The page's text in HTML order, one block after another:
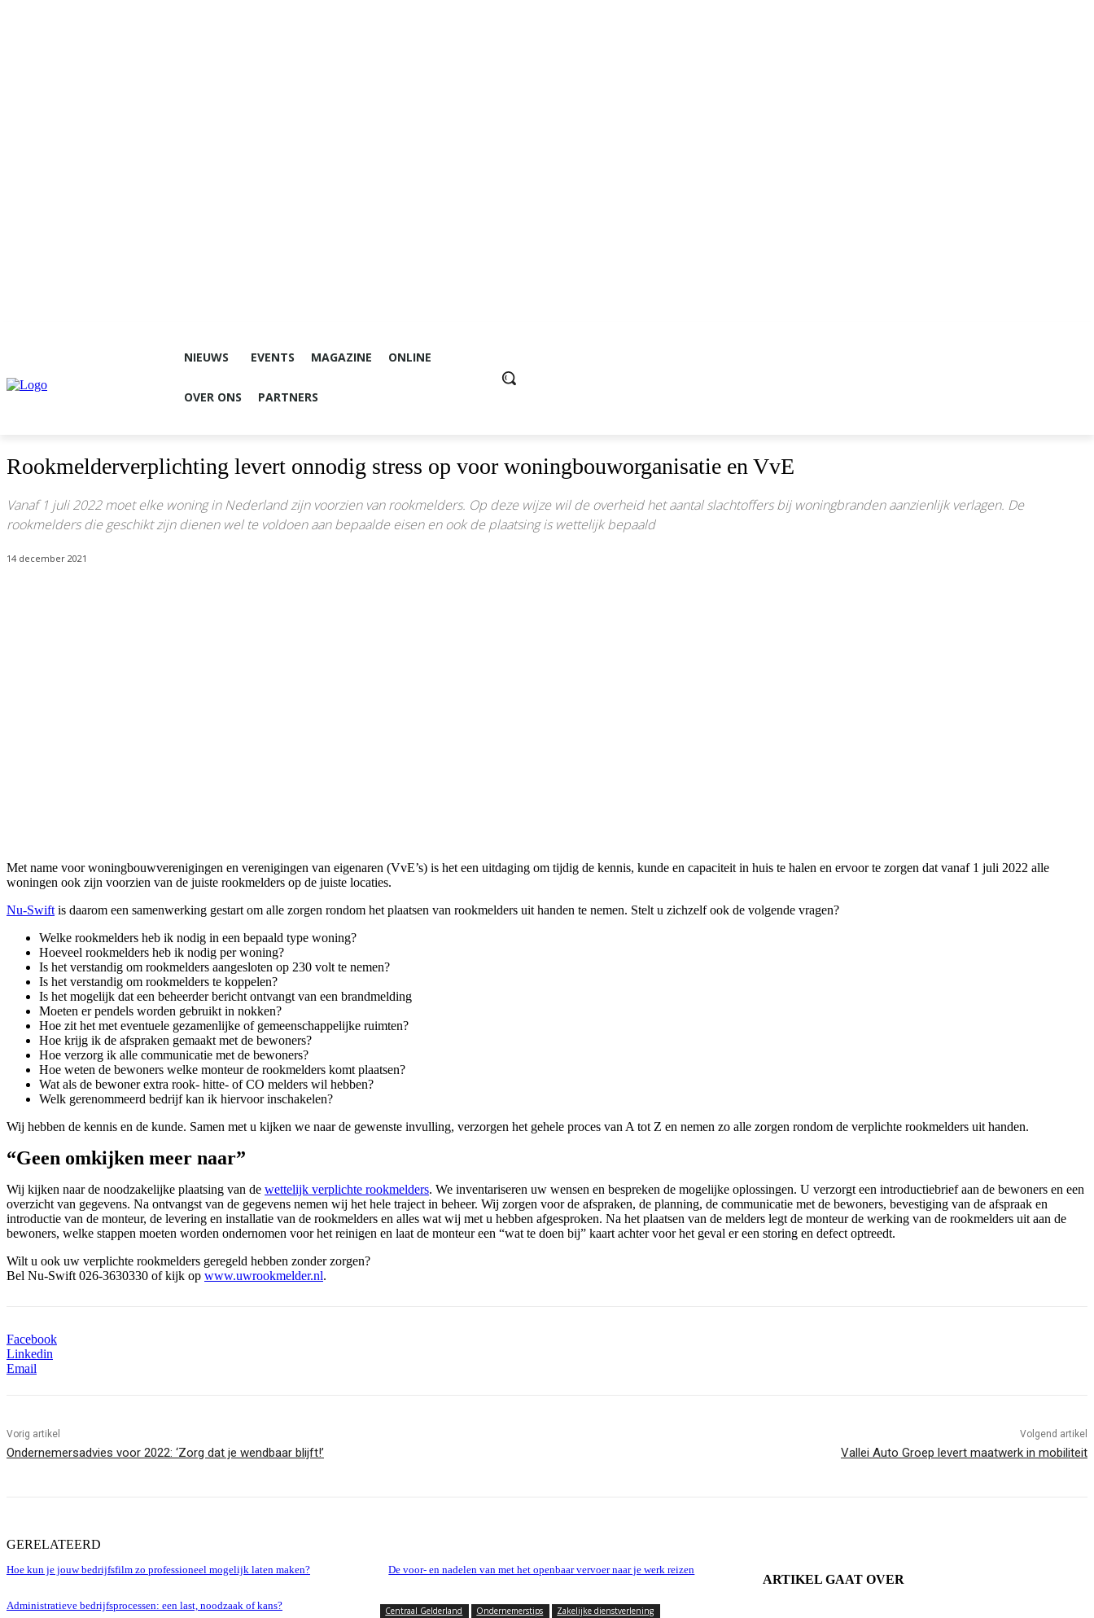
NIEUWS EVENTS MAGAZINE ONLINE
OVER ONS PARTNERS
Rookmelderverplichting levert onnodig stress op voor woningbouworganisatie en VvE
Vanaf 1 juli 2022 moet elke woning in Nederland zijn voorzien van rookmelders. Op deze wijze wil de overheid het aantal slachtoffers bij woningbranden aanzienlijk verlagen. De
rookmelders die geschikt zijn dienen wel te voldoen aan bepaalde eisen en ook de plaatsing is wettelijk bepaald
14 december 2021
Met name voor woningbouwverenigingen en verenigingen van eigenaren (VvE’s) is het een uitdaging om tijdig de kennis, kunde en capaciteit in huis te halen en ervoor te zorgen dat vanaf 1 juli 2022 alle
woningen ook zijn voorzien van de juiste rookmelders op de juiste locaties.
Nu-Swift is daarom een samenwerking gestart om alle zorgen rondom het plaatsen van rookmelders uit handen te nemen. Stelt u zichzelf ook de volgende vragen?
Welke rookmelders heb ik nodig in een bepaald type woning?
Hoeveel rookmelders heb ik nodig per woning?
Is het verstandig om rookmelders aangesloten op 230 volt te nemen?
Is het verstandig om rookmelders te koppelen?
Is het mogelijk dat een beheerder bericht ontvangt van een brandmelding
Moeten er pendels worden gebruikt in nokken?
Hoe zit het met eventuele gezamenlijke of gemeenschappelijke ruimten?
Hoe krijg ik de afspraken gemaakt met de bewoners?
Hoe verzorg ik alle communicatie met de bewoners?
Hoe weten de bewoners welke monteur de rookmelders komt plaatsen?
Wat als de bewoner extra rook- hitte- of CO melders wil hebben?
Welk gerenommeerd bedrijf kan ik hiervoor inschakelen?
Wij hebben de kennis en de kunde. Samen met u kijken we naar de gewenste invulling, verzorgen het gehele proces van A tot Z en nemen zo alle zorgen rondom de verplichte rookmelders uit handen.
“Geen omkijken meer naar”
Wij kijken naar de noodzakelijke plaatsing van de wettelijk verplichte rookmelders. We inventariseren uw wensen en bespreken de mogelijke oplossingen. U verzorgt een introductiebrief aan de bewoners en een
overzicht van gegevens. Na ontvangst van de gegevens nemen wij het hele traject in beheer. Wij zorgen voor de afspraken, de planning, de communicatie met de bewoners, bevestiging van de afspraak en
introductie van de monteur, de levering en installatie van de rookmelders en alles wat wij met u hebben afgesproken. Na het plaatsen van de melders legt de monteur de werking van de rookmelders uit aan de
bewoners, welke stappen moeten worden ondernomen voor het reinigen en laat de monteur een “wat te doen bij” kaart achter voor het geval er een storing en defect optreedt.
Wilt u ook uw verplichte rookmelders geregeld hebben zonder zorgen?
Bel Nu-Swift 026-3630330 of kijk op www.uwrookmelder.nl.
Facebook
Linkedin
Email
Vorig artikel
Ondernemersadvies voor 2022: ‘Zorg dat je wendbaar blijft!’
Volgend artikel
Vallei Auto Groep levert maatwerk in mobiliteit
GERELATEERD
Hoe kun je jouw bedrijfsfilm zo professioneel mogelijk laten maken? De voor- en nadelen van met het openbaar vervoer naar je werk reizen
Administratieve bedrijfsprocessen: een last, noodzaak of kans?
ARTIKEL GAAT OVER
Centraal Gelderland Ondernemerstips Zakelijke dienstverlening